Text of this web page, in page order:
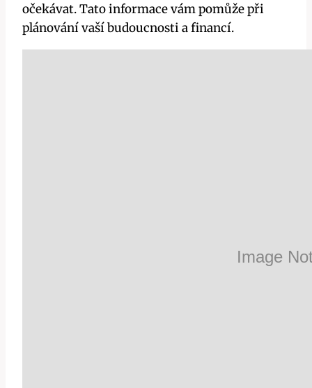
očekávat. Tato informace vám pomůže při
plánování vaší budoucnosti a financí.